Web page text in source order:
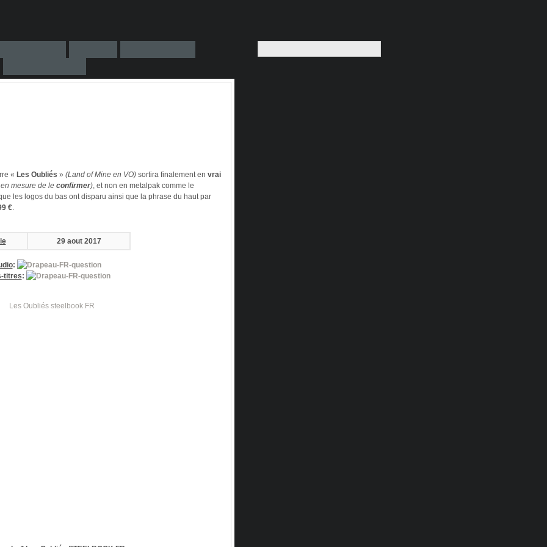
« Les Oubliés » (Land of Mine en VO) sortira finalement en vrai
mesure de le confirmer), et non en metalpak comme le
les logos du bas ont disparu ainsi que la phrase du haut par
€.
29 aout 2017
:
titres: